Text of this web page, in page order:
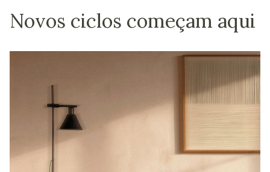
Novos ciclos começam aqui